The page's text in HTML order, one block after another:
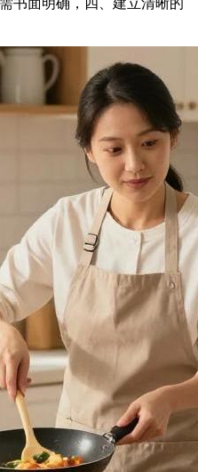
书面明确，四、建立清晰的